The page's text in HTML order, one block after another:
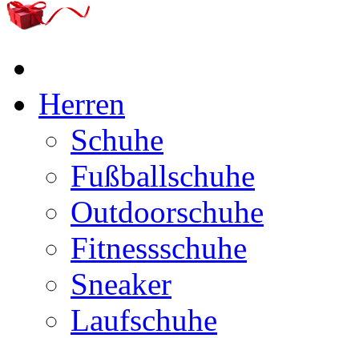
Herren
Schuhe
Fußballschuhe
Outdoorschuhe
Fitnessschuhe
Sneaker
Laufschuhe